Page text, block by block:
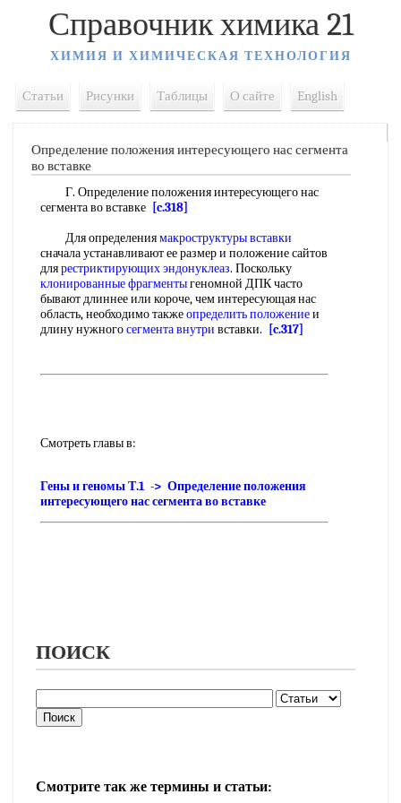
Справочник химика 21
ХИМИЯ И ХИМИЧЕСКАЯ ТЕХНОЛОГИЯ
Статьи Рисунки Таблицы О сайте English
Определение положения интересующего нас сегмента
во вставке
Г. Определение положения интересующего нас
сегмента во вставке [c.318]
Для определениямакроструктуры вставки
сначала устанавливают ее размер и положение сайтов
длярестриктирующих эндонуклеаз. Поскольку
клонированные фрагментыгеномной ДПК часто
бывают длиннее или короче, чем интересующая нас
область, необходимо такжеопределить положениеи
длину нужногосегмента внутри вставки. [c.317]
Смотреть главы в:
Гены и геномы Т.1 -> Определение положения
интересующего нас сегмента во вставке
ПОИСК
Смотрите так же термины и статьи: